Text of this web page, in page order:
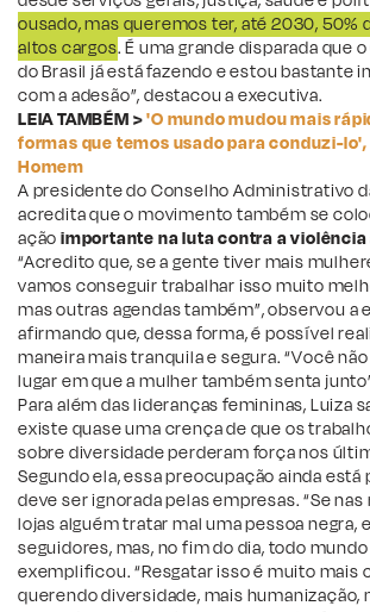
ousado, mas queremos ter, até 2030, 50%
altos cargos. É uma grande disparada que
do Brasil já está fazendo e estou bastante
com a adesão”, destacou a executiva.
LEIA TAMBÉM >'O mundo mudou mais
formas que temos usado para conduzi-
Homem
A presidente do Conselho Administrativo
acredita que o movimento também se
açãoimportante na luta contra a violência
“Acredito que, se a gente tiver mais
vamos conseguir trabalhar isso muito
mas outras agendas também”, observou a
afirmando que, dessa forma, é possível
maneira mais tranquila e segura. “Você
lugar em que a mulher também senta
Para além das lideranças femininas, Luiza
existe quase uma crença de que os
sobre diversidade perderam força nos
Segundo ela, essa preocupação ainda está
deve ser ignorada pelas empresas. “Se nas
lojas alguém tratar mal uma pessoa negra,
seguidores, mas, no fim do dia, todo
exemplificou. “Resgatar isso é muito mais
querendo diversidade, mais humanização,